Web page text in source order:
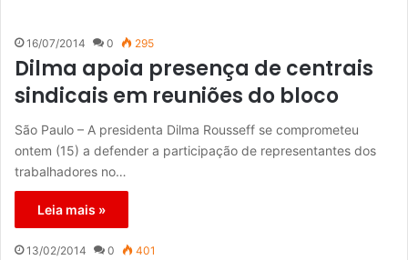
16/07/2014 0 295
Dilma apoia presença de centrais
sindicais em reuniões do bloco
São Paulo – A presidenta Dilma Rousseff se comprometeu
ontem (15) a defender a participação de representantes dos
trabalhadores no…
Leia mais »
13/02/2014 0 401